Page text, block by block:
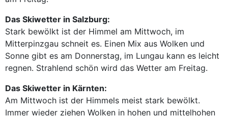
Das Skiwetter in Salzburg:
Stark bewölkt ist der Himmel am Mittwoch, im
Mitterpinzgau schneit es. Einen Mix aus Wolken und
Sonne gibt es am Donnerstag, im Lungau kann es leicht
regnen. Strahlend schön wird das Wetter am Freitag.
Das Skiwetter in Kärnten:
Am Mittwoch ist der Himmels meist stark bewölkt.
Immer wieder ziehen Wolken in hohen und mittelhohen